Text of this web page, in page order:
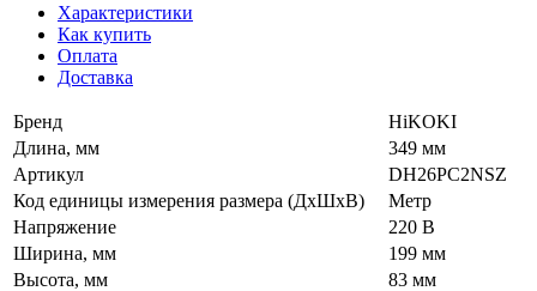
Характеристики
Как купить
Оплата
Доставка
Бренд
HiKOKI
Длина, мм
349 мм
Артикул
DH26PC2NSZ
Код единицы измерения размера (ДхШхВ)
Метр
Напряжение
220 В
Ширина, мм
199 мм
Высота, мм
83 мм